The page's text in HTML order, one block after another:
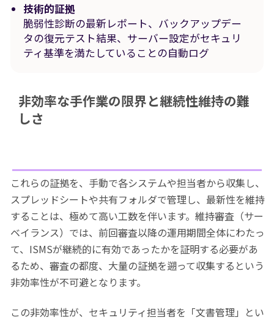
技術的証拠
脆弱性診断の最新レポート、バックアップデー
タの復元テスト結果、サーバー設定がセキュリ
ティ基準を満たしていることの自動ログ
非効率な手作業の限界と継続性維持の難
しさ
これらの証拠を、手動で各システムや担当者から収集し、
スプレッドシートや共有フォルダで管理し、最新性を維持
することは、極めて高い工数を伴います。維持審査（サー
ベイランス）では、前回審査以降の運用期間全体にわたっ
て、ISMSが継続的に有効であったかを証明する必要があ
るため、審査の都度、大量の証拠を遡って収集するという
非効率性が不可避となります。
この非効率性が、セキュリティ担当者を「文書管理」とい